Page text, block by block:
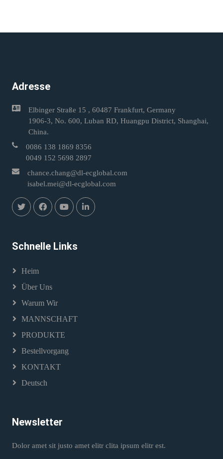
Adresse
Elbinger Straße 15 , 60487 Frankfurt, Germany
1906-3, No. 600, Luban RD, Huangpu District, Shanghai,
China.
0086 138 1869 8356
0049 152 5698 2897
chance.chang@dl-ecglobal.com
isabel.mei@dl-ecglobal.com
Schnelle Links
Heim
Über Uns
Warum Wir
MANNSCHAFT
PRODUKTE
Bestellvorgang
KONTAKT
Deutsch
Newsletter
Dolor amet sit justo amet elitr clita ipsum elitr est.